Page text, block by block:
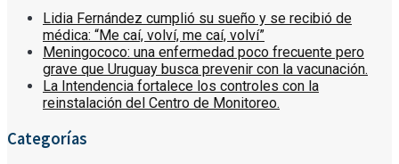
Lidia Fernández cumplió su sueño y se recibió de
médica: “Me caí, volví, me caí, volví”
Meningococo: una enfermedad poco frecuente pero
grave que Uruguay busca prevenir con la vacunación.
La Intendencia fortalece los controles con la
reinstalación del Centro de Monitoreo.
Categorías